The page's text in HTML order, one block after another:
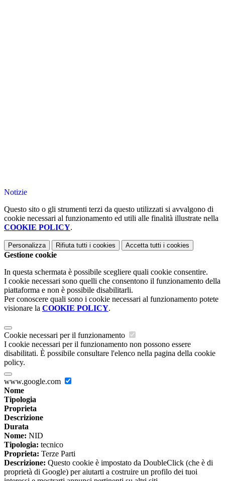
Notizie
Questo sito o gli strumenti terzi da questo utilizzati si avvalgono di
cookie necessari al funzionamento ed utili alle finalità illustrate nella
COOKIE POLICY.
Personalizza Rifiuta tutti i cookies Accetta tutti i cookies
Gestione cookie
In questa schermata è possibile scegliere quali cookie consentire.
I cookie necessari sono quelli che consentono il funzionamento della
piattaforma e non è possibile disabilitarli.
Per conoscere quali sono i cookie necessari al funzionamento potete
visionare la COOKIE POLICY.
Cookie necessari per il funzionamento
I cookie necessari per il funzionamento non possono essere
disabilitati. È possibile consultare l'elenco nella pagina della cookie
policy.
www.google.com
Nome
Tipologia
Proprieta
Descrizione
Durata
Nome: NID
Tipologia: tecnico
Proprieta: Terze Parti
Descrizione: Questo cookie è impostato da DoubleClick (che è di
proprietà di Google) per aiutarti a costruire un profilo dei tuoi